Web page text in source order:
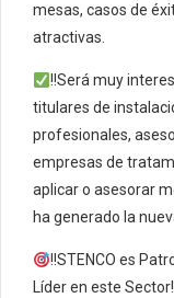
mesas, casos de
atractivas.
!!Será muy
titulares de
profesionales,
empresas de
aplicar o asesorar
ha generado la
!!STENCO es
Líder en este